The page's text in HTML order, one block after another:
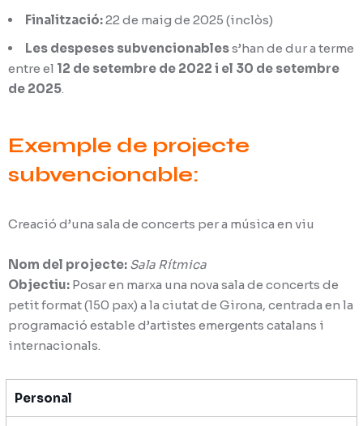
Finalització:22 de maig de 2025 (inclòs)
Les despeses subvencionabless’han de dur a terme
entre el 12 de setembre de 2022 i el 30 de setembre
de 2025.
Exemple de projecte
subvencionable:
Creació d’una sala de concerts per a música en viu
Nom del projecte: Sala Rítmica
Objectiu: Posar en marxa una nova sala de concerts de
petit format (150 pax) a la ciutat de Girona, centrada en la
programació estable d’artistes emergents catalans i
internacionals.
Personal